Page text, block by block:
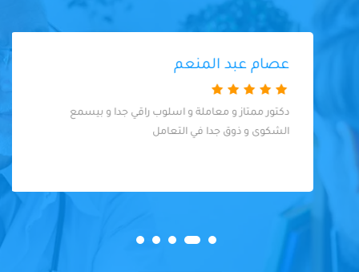
عصام عبد المنعم
دكتور ممتاز و معاملة و اسلوب راقي جدا و بيسمع
الشكوى و ذوق جدا في التعامل